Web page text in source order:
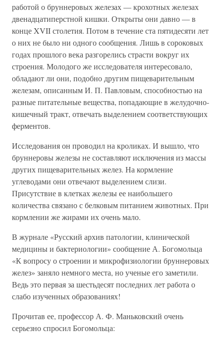
работой о бруннеровых железах — крохотных железах
двенадцатиперстной кишки. Открыты они давно — в
конце XVII столетия. Потом в течение ста пятидесяти лет
о них не было ни одного сообщения. Лишь в сороковых
годах прошлого века разгорелись страсти вокруг их
строения. Молодого же исследователя интересовало,
обладают ли они, подобно другим пищеварительным
железам, описанным И. П. Павловым, способностью на
разные питательные вещества, попадающие в желудочно-
кишечный тракт, отвечать выделением соответствующих
ферментов.
Исследования он проводил на кроликах. И вышло, что
бруннеровы железы не составляют исключения из массы
других пищеварительных желез. На кормление
углеводами они отвечают выделением слизи.
Присутствие в клетках железы ее наибольшего
количества связано с белковым питанием животных. При
кормлении же жирами их очень мало.
В журнале «Русский архив патологии, клинической
медицины и бактериологии» сообщение А. Богомольца
«К вопросу о строении и микрофизиологии бруннеровых
желез» заняло немного места, но ученые его заметили.
Ведь это первая за шестьдесят последних лет работа о
слабо изученных образованиях!
Прочитав ее, профессор А. Ф. Маньковский очень
серьезно спросил Богомольца: